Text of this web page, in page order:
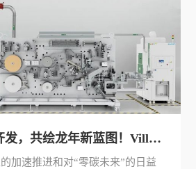
汇乐日韩双展齐发，共绘龙年新蓝图！Villo Exhibits in Japan & Korea Battery Shows
加速推进和对“零碳未来”的日益